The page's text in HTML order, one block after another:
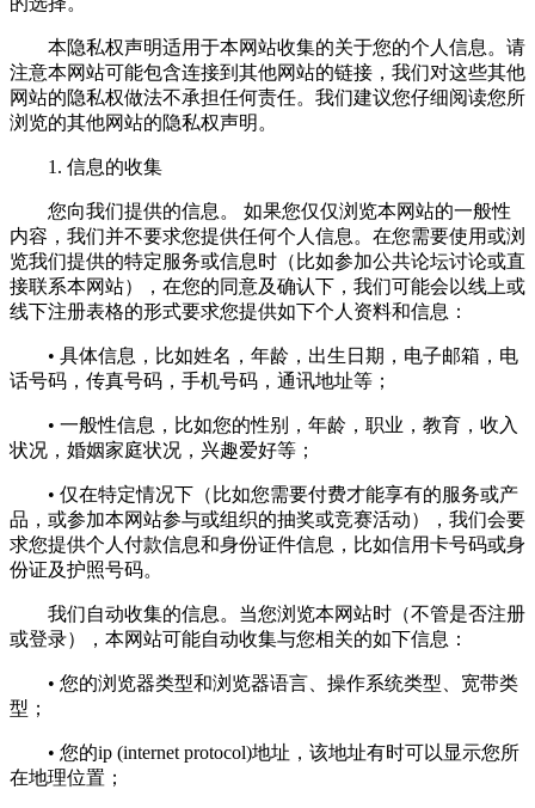
本隐私权声明适用于本网站收集的关于您的个人信息。请
注意本网站可能包含连接到其他网站的链接，我们对这些其他
网站的隐私权做法不承担任何责任。我们建议您仔细阅读您所
浏览的其他网站的隐私权声明。
1. 信息的收集
您向我们提供的信息。 如果您仅仅浏览本网站的一般性
内容，我们并不要求您提供任何个人信息。在您需要使用或浏
览我们提供的特定服务或信息时（比如参加公共论坛讨论或直
接联系本网站），在您的同意及确认下，我们可能会以线上或
线下注册表格的形式要求您提供如下个人资料和信息：
• 具体信息，比如姓名，年龄，出生日期，电子邮箱，电
话号码，传真号码，手机号码，通讯地址等；
• 一般性信息，比如您的性别，年龄，职业，教育，收入
状况，婚姻家庭状况，兴趣爱好等；
• 仅在特定情况下（比如您需要付费才能享有的服务或产
品，或参加本网站参与或组织的抽奖或竞赛活动），我们会要
求您提供个人付款信息和身份证件信息，比如信用卡号码或身
份证及护照号码。
我们自动收集的信息。当您浏览本网站时（不管是否注册
或登录），本网站可能自动收集与您相关的如下信息：
• 您的浏览器类型和浏览器语言、操作系统类型、宽带类
型；
• 您的ip (internet protocol)地址，该地址有时可以显示您所
在地理位置；